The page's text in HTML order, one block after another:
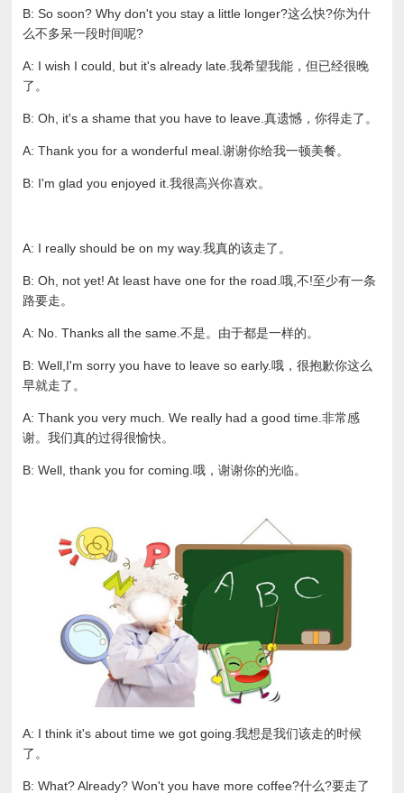
B: So soon? Why don't you stay a little longer?这么快?你为什
么不多呆一段时间呢?
A: I wish I could, but it's already late.我希望我能，但已经很晚
了。
B: Oh, it's a shame that you have to leave.真遗憾，你得走了。
A: Thank you for a wonderful meal.谢谢你给我一顿美餐。
B: I'm glad you enjoyed it.我很高兴你喜欢。
A: I really should be on my way.我真的该走了。
B: Oh, not yet! At least have one for the road.哦,不!至少有一条
路要走。
A: No. Thanks all the same.不是。由于都是一样的。
B: Well,I'm sorry you have to leave so early.哦，很抱歉你这么
早就走了。
A: Thank you very much. We really had a good time.非常感
谢。我们真的过得很愉快。
B: Well, thank you for coming.哦，谢谢你的光临。
A: I think it's about time we got going.我想是我们该走的时候
了。
B: What? Already? Won't you have more coffee?什么?要走了